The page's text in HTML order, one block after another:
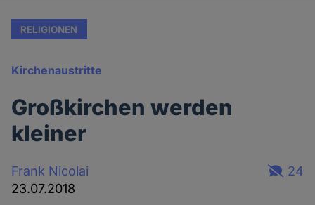
RELIGIONEN
Kirchenaustritte
Großkirchen werden
kleiner
Frank Nicolai
23.07.2018
24